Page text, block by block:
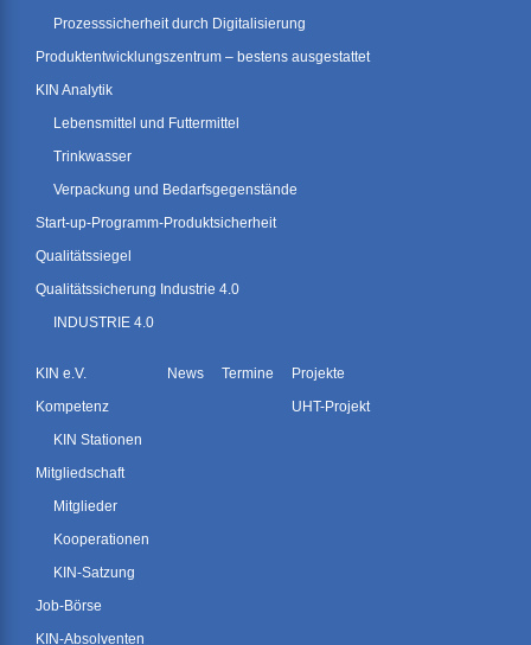
Prozesssicherheit durch Digitalisierung
Produktentwicklungszentrum – bestens ausgestattet
KIN Analytik
Lebensmittel und Futtermittel
Trinkwasser
Verpackung und Bedarfsgegenstände
Start-up-Programm-Produktsicherheit
Qualitätssiegel
Qualitätssicherung Industrie 4.0
INDUSTRIE 4.0
KIN e.V.
Kompetenz
KIN Stationen
Mitgliedschaft
Mitglieder
Kooperationen
KIN-Satzung
Job-Börse
KIN-Absolventen
News Termine
Projekte
UHT-Projekt